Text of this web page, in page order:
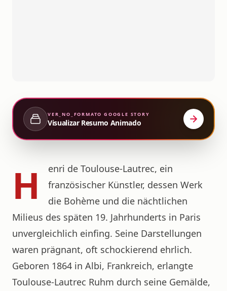
VER_NO_FORMATO GOOGLE STORY
Visualizar Resumo Animado
H
enri de Toulouse-Lautrec, ein
französischer Künstler, dessen Werk
die Bohème und die nächtlichen
Milieus des späten 19. Jahrhunderts in Paris
unvergleichlich einfing. Seine Darstellungen
waren prägnant, oft schockierend ehrlich.
Geboren 1864 in Albi, Frankreich, erlangte
Toulouse-Lautrec Ruhm durch seine Gemälde,